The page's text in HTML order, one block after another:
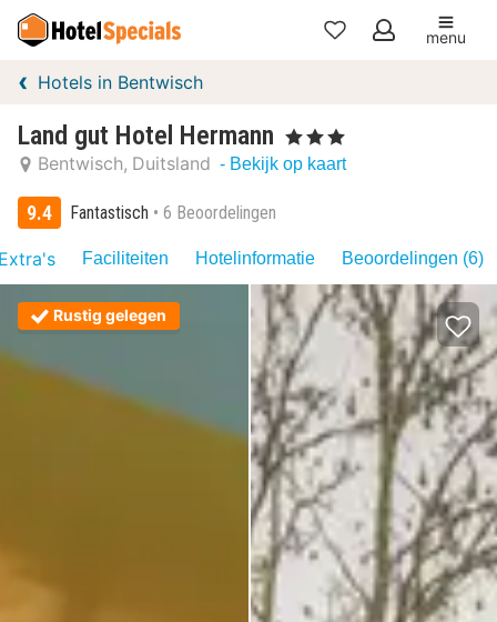
Mijn
menu
Hotels in Bentwisch
Land gut Hotel Hermann , 3 Sterren
Bentwisch Duitsland - Bekijk op kaart
9.4 Fantastisch 6 Beoordelingen
Faciliteiten Hotelinformatie Beoordelingen (6)
Rustig gelegen